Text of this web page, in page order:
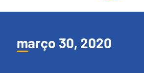
março 30, 2020